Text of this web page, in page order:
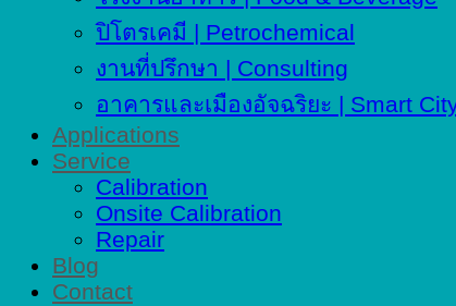
ปิโตรเคมี | Petrochemical
งานที่ปรึกษา | Consulting
อาคารและเมืองอัจฉริยะ | Smart
Applications
Service
Calibration
Onsite Calibration
Repair
Blog
Contact